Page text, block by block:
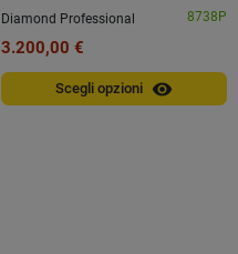
Diamond Professional
8738P
3.200,00 €
Scegli opzioni visibility